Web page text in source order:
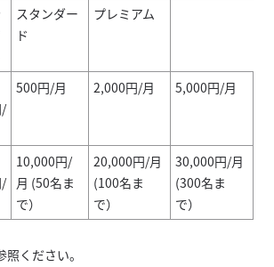
スタンダー
ド
プレミアム
/
500円/月 2,000円/月 5,000円/月
/
10,000円/
月 (50名ま
で）
20,000円/月
(100名ま
で）
30,000円/月
(300名ま
で）
ください。